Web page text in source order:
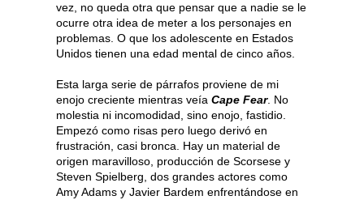
vez, no queda otra que pensar que a nadie se le
ocurre otra idea de meter a los personajes en
problemas. O que los adolescente en Estados
Unidos tienen una edad mental de cinco años.
Esta larga serie de párrafos proviene de mi
enojo creciente mientras veía Cape Fear. No
molestia ni incomodidad, sino enojo, fastidio.
Empezó como risas pero luego derivó en
frustración, casi bronca. Hay un material de
origen maravilloso, producción de Scorsese y
Steven Spielberg, dos grandes actores como
Amy Adams y Javier Bardem enfrentándose en